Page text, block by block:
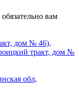
вам
дом № 46),
тракт, дом №
обл,